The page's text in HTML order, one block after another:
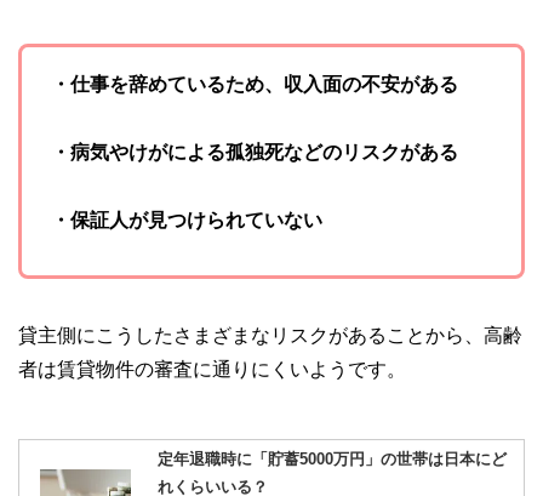
・仕事を辞めているため、収入面の不安がある
・病気やけがによる孤独死などのリスクがある
・保証人が見つけられていない
貸主側にこうしたさまざまなリスクがあることから、高齢
者は賃貸物件の審査に通りにくいようです。
定年退職時に「貯蓄5000万円」の世帯は日本にど
れくらいいる？